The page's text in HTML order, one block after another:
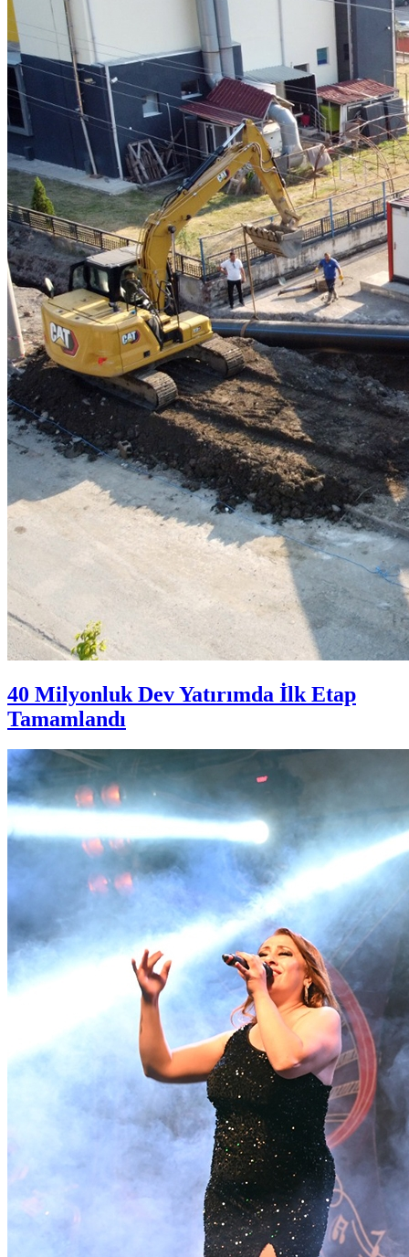
40 Milyonluk Dev Yatırımda İlk Etap
Tamamlandı